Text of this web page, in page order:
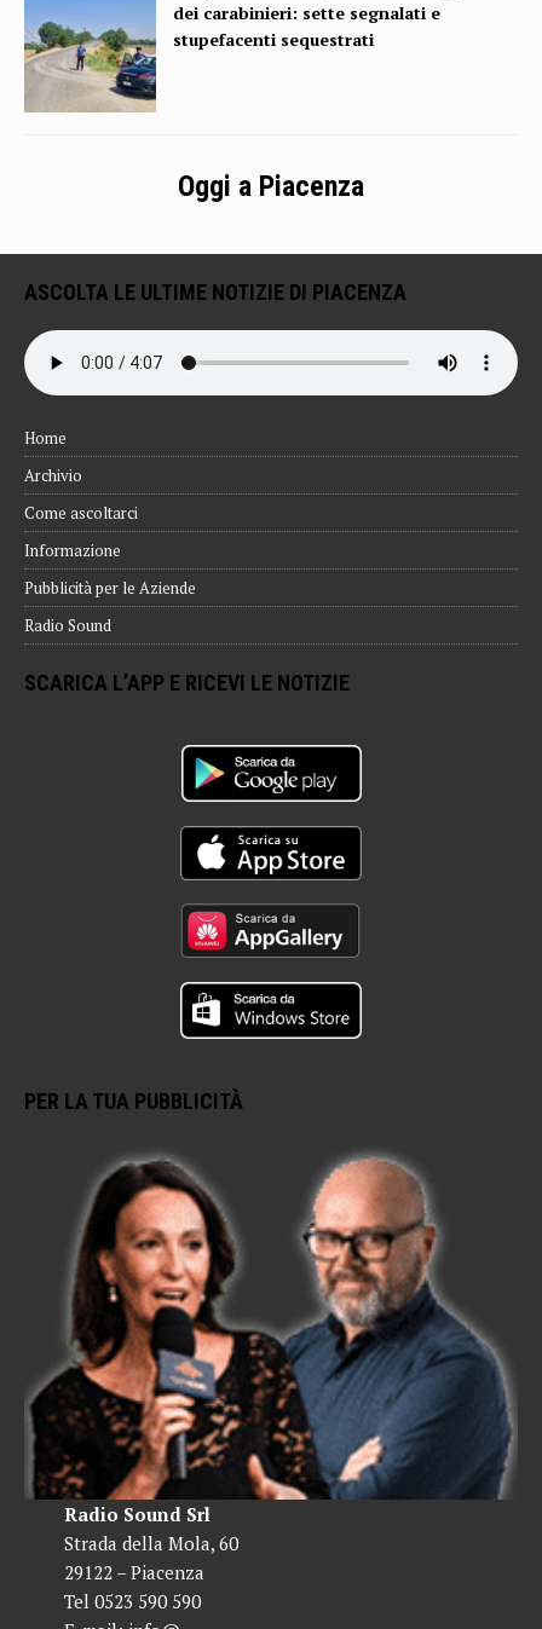
dei carabinieri: sette segnalati e
stupefacenti sequestrati
Oggi a Piacenza
ASCOLTA LE ULTIME NOTIZIE DI PIACENZA
Home
Archivio
Come ascoltarci
Informazione
Pubblicità per le Aziende
Radio Sound
SCARICA L’APP E RICEVI LE NOTIZIE
PER LA TUA PUBBLICITÀ
Radio Sound Srl
Strada della Mola, 60
29122 – Piacenza
Tel 0523 590 590